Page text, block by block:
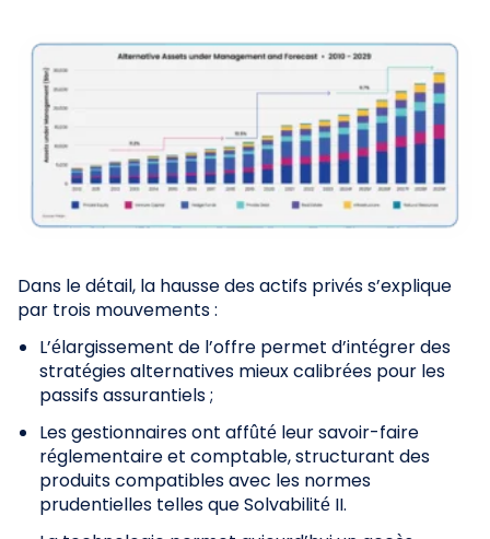
Dans le détail, la hausse des actifs privés s’explique
par trois mouvements :
L’élargissement de l’offre permet d’intégrer des
stratégies alternatives mieux calibrées pour les
passifs assurantiels ;
Les gestionnaires ont affûté leur savoir-faire
réglementaire et comptable, structurant des
produits compatibles avec les normes
prudentielles telles que Solvabilité II.